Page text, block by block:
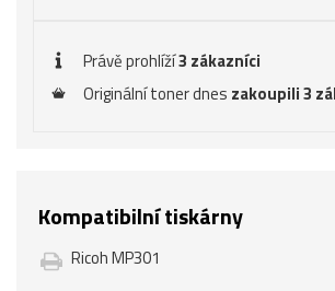
Právě prohlíží3 zákazníci
Originální toner dnes zakoupili 3
Kompatibilní tiskárny
Ricoh MP301